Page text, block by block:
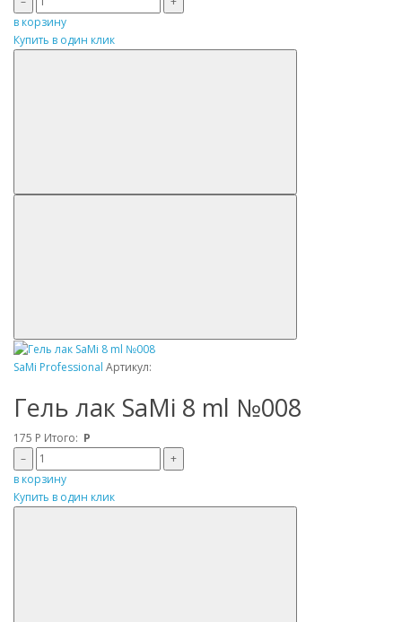
в корзину
Купить в один клик
SaMi Professional Артикул:
Гель лак SaMi 8 ml №008
175 Р Итого: Р
–
+
в корзину
Купить в один клик